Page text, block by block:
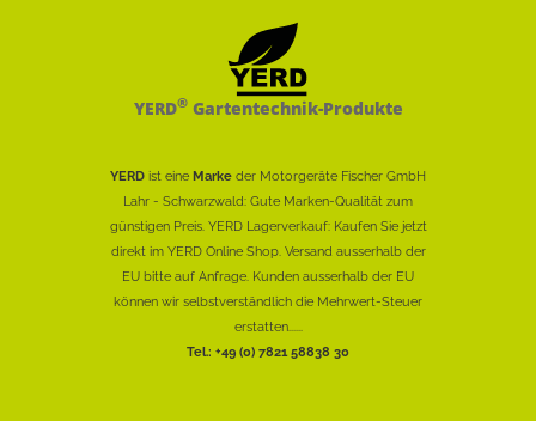
YERD®Gartentechnik-Produkte
YERD ist eine Marke der Motorgeräte Fischer GmbH
Lahr - Schwarzwald: Gute Marken-Qualität zum
günstigen Preis. YERD Lagerverkauf: Kaufen Sie jetzt
direkt im YERD Online Shop. Versand ausserhalb der
EU bitte auf Anfrage. Kunden ausserhalb der EU
können wir selbstverständlich die Mehrwert-Steuer
erstatten......
Tel.: +49 (0) 7821 58838 30